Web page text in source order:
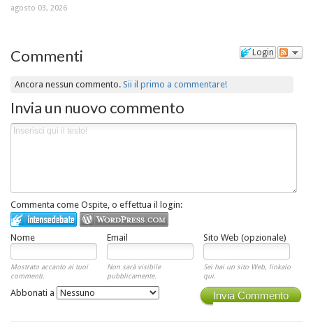
agosto 03, 2026
Login
Commenti
Ancora nessun commento.Sii il primo a commentare!
Invia un nuovo commento
Commenta come Ospite, o effettua il login:
Nome Email Sito Web (opzionale)
Mostrato accanto ai tuoi
commenti.
Non sarà visibile
pubblicamente.
Sei hai un sito Web, linkalo
qui.
Invia Commento
Abbonati a